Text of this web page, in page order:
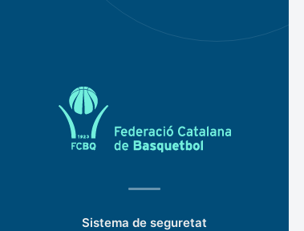
Sistema de seguretat